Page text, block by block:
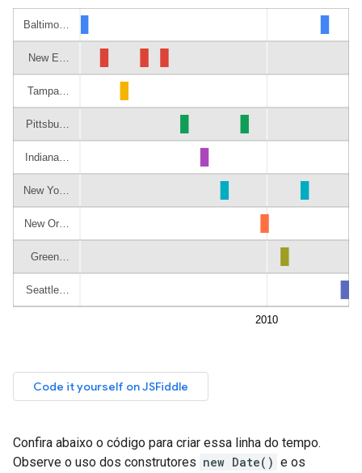
Confira abaixo o código para criar essa linha do tempo.
Observe o uso dos construtores new Date() e os